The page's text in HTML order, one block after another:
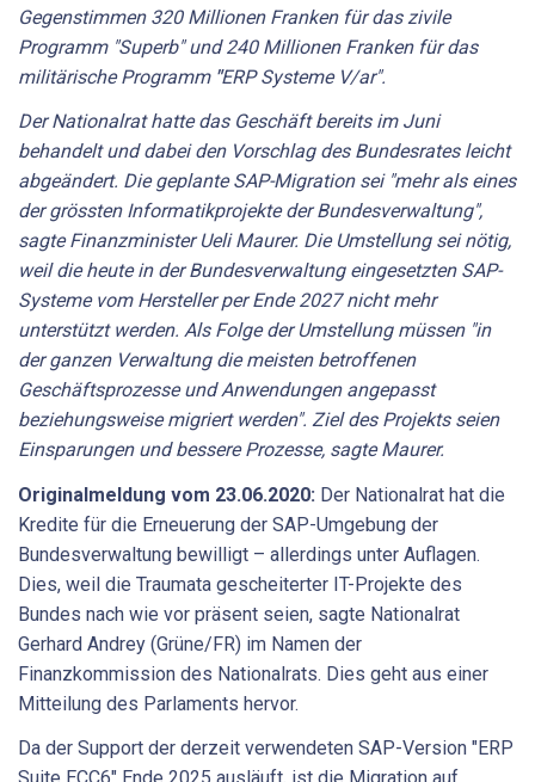
Gegenstimmen 320 Millionen Franken für das zivile
Programm "Superb" und 240 Millionen Franken für das
militärische Programm "ERP Systeme V/ar".
Der Nationalrat hatte das Geschäft bereits im Juni
behandelt und dabei den Vorschlag des Bundesrates leicht
abgeändert. Die geplante SAP-Migration sei "mehr als eines
der grössten Informatikprojekte der Bundesverwaltung",
sagte Finanzminister Ueli Maurer. Die Umstellung sei nötig,
weil die heute in der Bundesverwaltung eingesetzten SAP-
Systeme vom Hersteller per Ende 2027 nicht mehr
unterstützt werden. Als Folge der Umstellung müssen "in
der ganzen Verwaltung die meisten betroffenen
Geschäftsprozesse und Anwendungen angepasst
beziehungsweise migriert werden". Ziel des Projekts seien
Einsparungen und bessere Prozesse, sagte Maurer.
Originalmeldung vom 23.06.2020: Der Nationalrat hat die
Kredite für die Erneuerung der SAP-Umgebung der
Bundesverwaltung bewilligt – allerdings unter Auflagen.
Dies, weil die Traumata gescheiterter IT-Projekte des
Bundes nach wie vor präsent seien, sagte Nationalrat
Gerhard Andrey (Grüne/FR) im Namen der
Finanzkommission des Nationalrats. Dies geht aus einer
Mitteilung des Parlaments hervor.
Da der Support der derzeit verwendeten SAP-Version "ERP